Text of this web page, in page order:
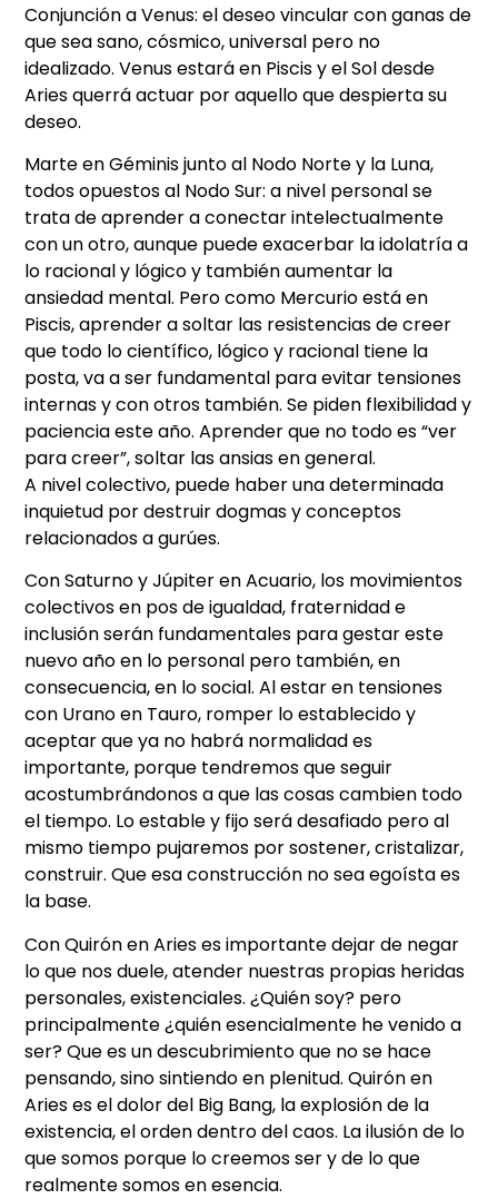
Conjunción a Venus: el deseo vincular con ganas de
que sea sano, cósmico, universal pero no
idealizado. Venus estará en Piscis y el Sol desde
Aries querrá actuar por aquello que despierta su
deseo.
Marte en Géminis junto al Nodo Norte y la Luna,
todos opuestos al Nodo Sur: a nivel personal se
trata de aprender a conectar intelectualmente
con un otro, aunque puede exacerbar la idolatría a
lo racional y lógico y también aumentar la
ansiedad mental. Pero como Mercurio está en
Piscis, aprender a soltar las resistencias de creer
que todo lo científico, lógico y racional tiene la
posta, va a ser fundamental para evitar tensiones
internas y con otros también. Se piden flexibilidad y
paciencia este año. Aprender que no todo es “ver
para creer”, soltar las ansias en general.
A nivel colectivo, puede haber una determinada
inquietud por destruir dogmas y conceptos
relacionados a gurúes.
Con Saturno y Júpiter en Acuario, los movimientos
colectivos en pos de igualdad, fraternidad e
inclusión serán fundamentales para gestar este
nuevo año en lo personal pero también, en
consecuencia, en lo social. Al estar en tensiones
con Urano en Tauro, romper lo establecido y
aceptar que ya no habrá normalidad es
importante, porque tendremos que seguir
acostumbrándonos a que las cosas cambien todo
el tiempo. Lo estable y fijo será desafiado pero al
mismo tiempo pujaremos por sostener, cristalizar,
construir. Que esa construcción no sea egoísta es
la base.
Con Quirón en Aries es importante dejar de negar
lo que nos duele, atender nuestras propias heridas
personales, existenciales. ¿Quién soy? pero
principalmente ¿quién esencialmente he venido a
ser? Que es un descubrimiento que no se hace
pensando, sino sintiendo en plenitud. Quirón en
Aries es el dolor del Big Bang, la explosión de la
existencia, el orden dentro del caos. La ilusión de lo
que somos porque lo creemos ser y de lo que
realmente somos en esencia.